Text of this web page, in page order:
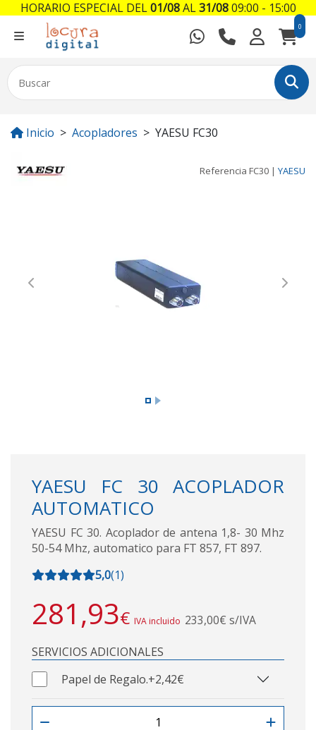
0
Inicio Acopladores YAESU FC30
Referencia FC30 | YAESU
Previous Next
YAESU FC 30 ACOPLADOR
AUTOMATICO
YAESU FC 30. Acoplador de antena 1,8- 30 Mhz
50-54 Mhz, automatico para FT 857, FT 897.
5,0(1)
281,93€ IVA incluido 233,00€ s/IVA
SERVICIOS ADICIONALES
Papel de Regalo.+2,42€
HORARIO ESPECIAL DEL01/08AL31/0809:00 - 15:00